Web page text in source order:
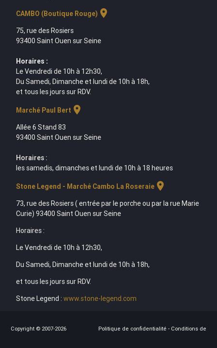
CAMBO (Boutique Rouge) location_on
75, rue des Rosiers
93400 Saint Ouen sur Seine
Horaires :
Le Vendredi de 10h à 12h30,
Du Samedi, Dimanche et lundi de 10h à 18h,
et tous les jours sur RDV.
Marché Paul Bert location_on
Allée 6 Stand 83
93400 Saint Ouen sur Seine
Horaires :
les samedis, dimanches et lundi de 10h à 18 heures
Stone Legend - Marché Cambo La Roseraielocation_on
73, rue des Rosiers ( entrée par le porche ou par la rue Marie
Curie) 93400 Saint Ouen sur Seine
Horaires :
Le Vendredi de 10h à 12h30,
Du Samedi, Dimanche et lundi de 10h à 18h,
et tous les jours sur RDV.
Stone Legend : www.stone-legend.com
Copyright © 2007-2026 Politique de confidentialité - Conditions de